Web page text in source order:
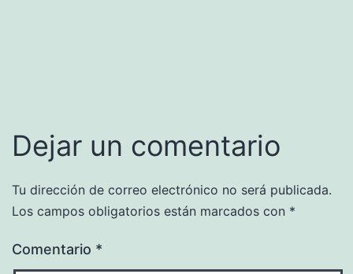
Dejar un comentario
Tu dirección de correo electrónico no será publicada.
Los campos obligatorios están marcados con *
Comentario *